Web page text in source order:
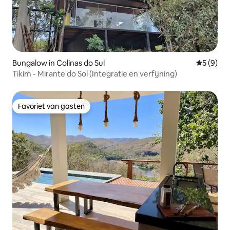
Bungalow in Colinas do Sul
5 (9)
Tikim - Mirante do Sol (Integratie en verfijning)
Favoriet van gasten
Favoriet van gasten